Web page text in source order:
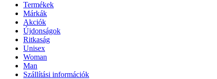
Termékek
Márkák
Akciók
Újdonságok
Ritkaság
Unisex
Woman
Man
Szállítási információk